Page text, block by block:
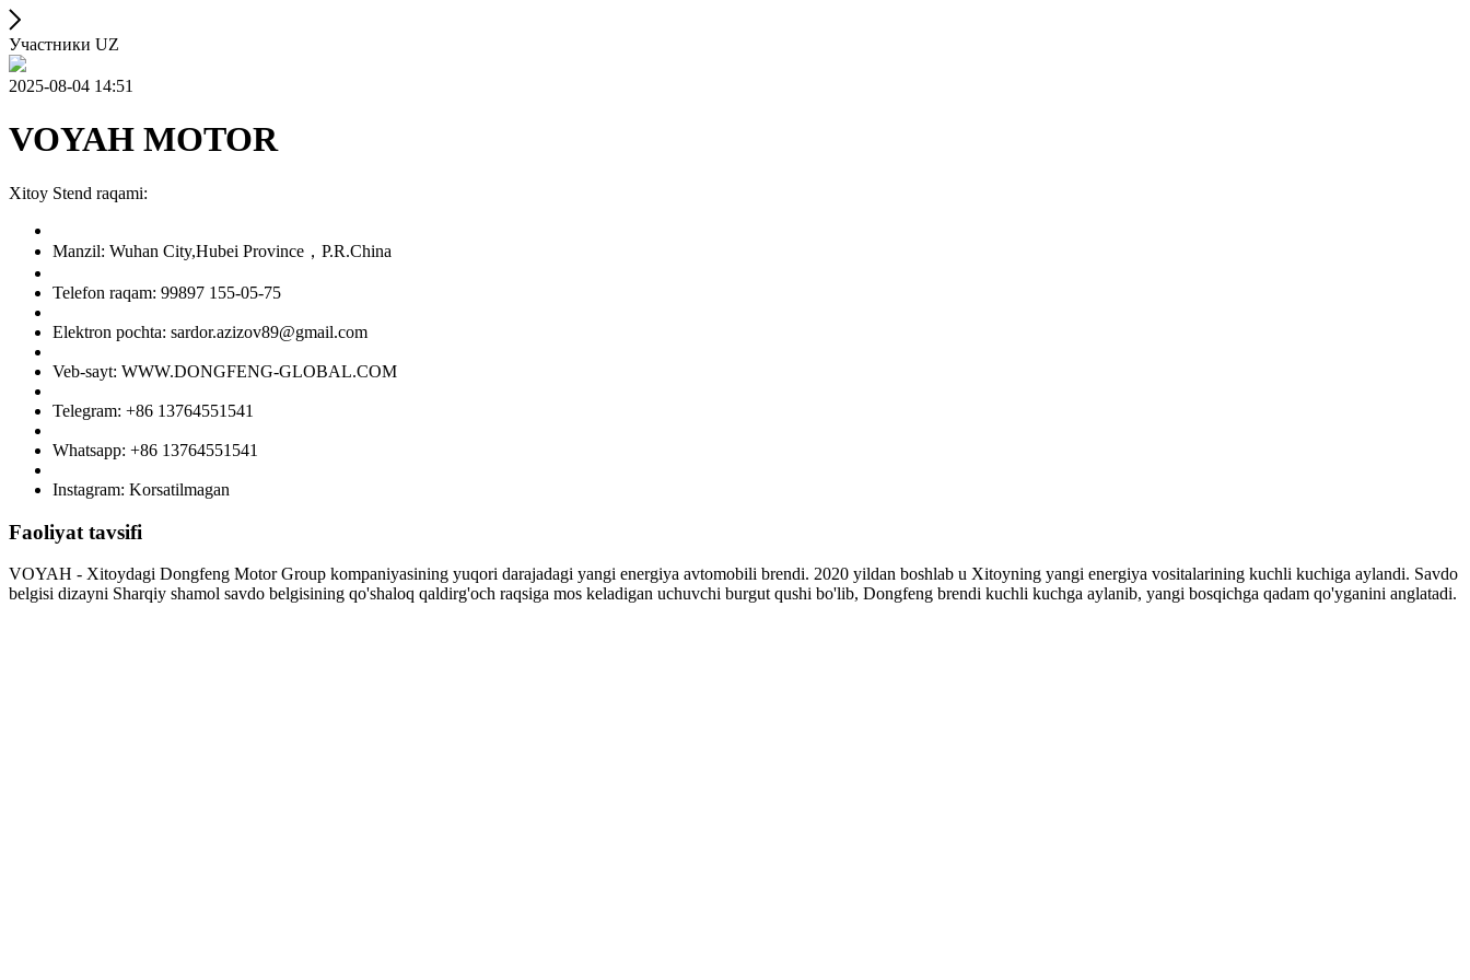
Участники UZ
2025-08-04 14:51
VOYAH MOTOR
Xitoy Stend raqami:
Manzil: Wuhan City,Hubei Province，P.R.China
Telefon raqam: 99897 155-05-75
Elektron pochta: sardor.azizov89@gmail.com
Veb-sayt: WWW.DONGFENG-GLOBAL.COM
Telegram: +86 13764551541
Whatsapp: +86 13764551541
Instagram: Korsatilmagan
Faoliyat tavsifi
VOYAH - Xitoydagi Dongfeng Motor Group kompaniyasining yuqori darajadagi yangi energiya avtomobili brendi. 2020 yildan boshlab u Xitoyning yangi energiya vositalarining kuchli kuchiga aylandi. Savdo
belgisi dizayni Sharqiy shamol savdo belgisining qo'shaloq qaldirg'och raqsiga mos keladigan uchuvchi burgut qushi bo'lib, Dongfeng brendi kuchli kuchga aylanib, yangi bosqichga qadam qo'yganini anglatadi.